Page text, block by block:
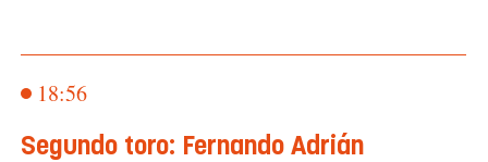
18:56
Segundo toro: Fernando Adrián